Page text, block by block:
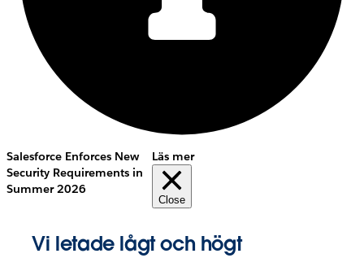
Salesforce Enforces New
Security Requirements in
Summer 2026
Läs mer
Close
Vi letade lågt och högt